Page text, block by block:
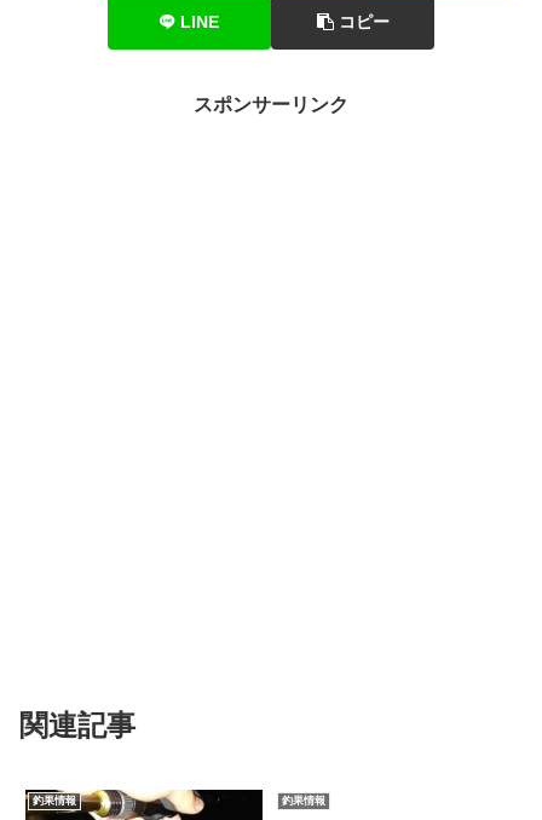
LINE コピー
スポンサーリンク
関連記事
釣果情報 釣果情報